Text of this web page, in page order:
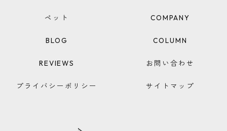
ペット COMPANY
BLOG COLUMN
REVIEWS お問い合わせ
プライバシーポリシー サイトマップ